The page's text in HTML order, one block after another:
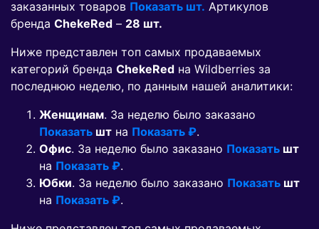
заказанных товаров Показать шт. Артикулов
бренда ChekeRed – 28 шт.
Ниже представлен топ самых продаваемых
категорий бренда ChekeRed на Wildberries за
последнюю неделю, по данным нашей аналитики:
Женщинам. За неделю было заказано
Показать шт на Показать ₽.
Офис. За неделю было заказано Показать шт
на Показать ₽.
Юбки. За неделю было заказано Показать шт
на Показать ₽.